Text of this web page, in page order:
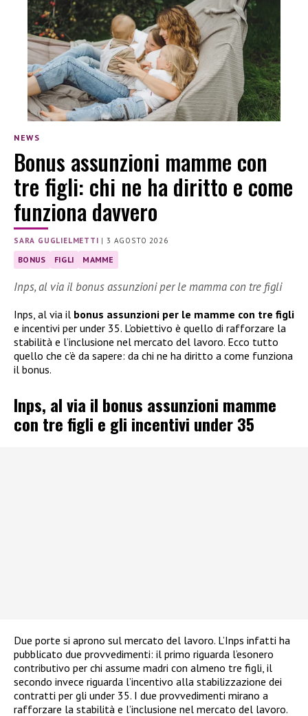
NEWS
Bonus assunzioni mamme con
tre figli: chi ne ha diritto e come
funziona davvero
SARA GUGLIELMETTI |3 AGOSTO 2026
BONUS FIGLI MAMME
Inps, al via il bonus assunzioni per le mamma con tre figli
Inps, al via il bonus assunzioni per le mamme con tre figli
e incentivi per under 35. L’obiettivo è quello di rafforzare la
stabilità e l’inclusione nel mercato del lavoro. Ecco tutto
quello che c’è da sapere: da chi ne ha diritto a come funziona
il bonus.
Inps, al via il bonus assunzioni mamme
con tre figli e gli incentivi under 35
Due porte si aprono sul mercato del lavoro. L’Inps infatti ha
pubblicato due provvedimenti: il primo riguarda l’esonero
contributivo per chi assume madri con almeno tre figli, il
secondo invece riguarda l’incentivo alla stabilizzazione dei
contratti per gli under 35. I due provvedimenti mirano a
rafforzare la stabilità e l’inclusione nel mercato del lavoro.